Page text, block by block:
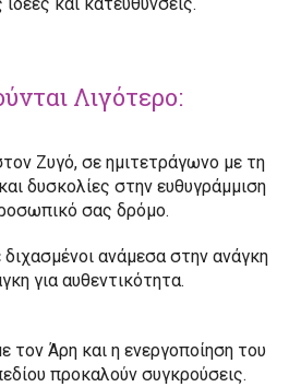
Λιγότερο:
Ζυγό, σε ημιτετράγωνο με τη
δυσκολίες στην ευθυγράμμιση
σας δρόμο.
ανάμεσα στην ανάγκη
για αυθεντικότητα.
τον Άρη και η ενεργοποίηση του
προκαλούν συγκρούσεις.